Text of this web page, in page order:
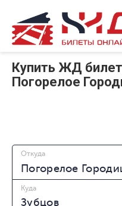
Купить ЖД
Погорелое
Откуда
Куда